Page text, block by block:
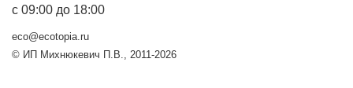
с 09:00 до 18:00
eco@ecotopia.ru
© ИП Михнюкевич П.В., 2011-2026